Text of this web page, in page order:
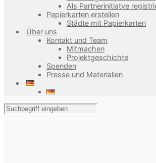
Als Partnerinitiatve
Papierkarten erstellen
Städte mit Papierkarten
Über uns
Kontakt und Team
Mitmachen
Projektgeschichte
Spenden
Presse und Materialien